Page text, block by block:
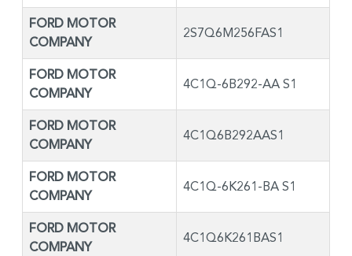
FORD MOTOR
COMPANY
2S7Q6M256FAS1
FORD MOTOR
COMPANY
4C1Q-6B292-AA S1
FORD MOTOR
COMPANY
4C1Q6B292AAS1
FORD MOTOR
COMPANY
4C1Q-6K261-BA S1
FORD MOTOR
COMPANY
4C1Q6K261BAS1